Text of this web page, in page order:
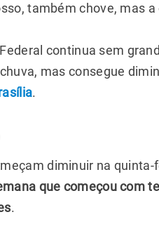
também chove, mas
continua sem
mas consegue
.
diminuir na
que começou com
.